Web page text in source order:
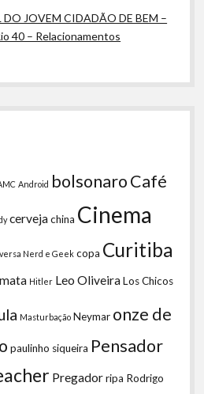
JOVEM CIDADÃO DE BEM –
40 – Relacionamentos
Android bolsonaroCafé
cervejachina Cinema
Nerd e Geek copa Curitiba
Hitler Leo OliveiraLos Chicos
Masturbação Neymar onze de
paulinho siqueira Pensador
Pregadorripa Rodrigo